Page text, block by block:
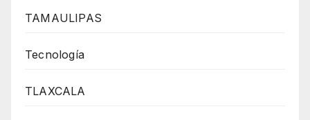
TAMAULIPAS
Tecnología
TLAXCALA